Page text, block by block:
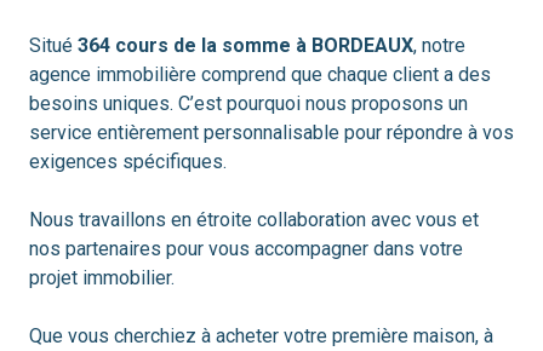
Situé 364 cours de la somme à BORDEAUX, notre
agence immobilière comprend que chaque client a des
besoins uniques. C’est pourquoi nous proposons un
service entièrement personnalisable pour répondre à vos
exigences spécifiques.
Nous travaillons en étroite collaboration avec vous et
nos partenaires pour vous accompagner dans votre
projet immobilier.
Que vous cherchiez à acheter votre première maison, à